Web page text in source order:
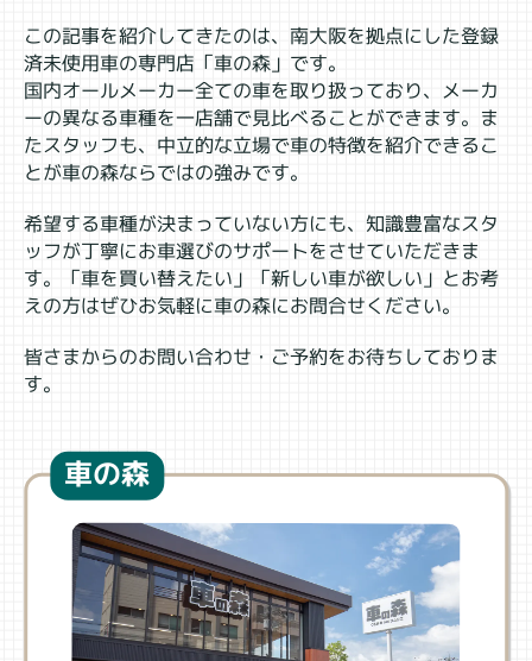
この記事を紹介してきたのは、南大阪を拠点にした登録
済未使用車の専門店「車の森」です。
国内オールメーカー全ての車を取り扱っており、メーカ
ーの異なる車種を一店舗で見比べることができます。ま
たスタッフも、中立的な立場で車の特徴を紹介できるこ
とが車の森ならではの強みです。
希望する車種が決まっていない方にも、知識豊富なスタ
ッフが丁寧にお車選びのサポートをさせていただきま
す。「車を買い替えたい」「新しい車が欲しい」とお考
えの方はぜひお気軽に車の森にお問合せください。
皆さまからのお問い合わせ・ご予約をお待ちしておりま
す。
車の森